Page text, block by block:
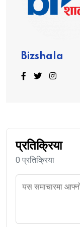
Bizshala
प्रतिक्रिया
0 प्रतिक्रिया